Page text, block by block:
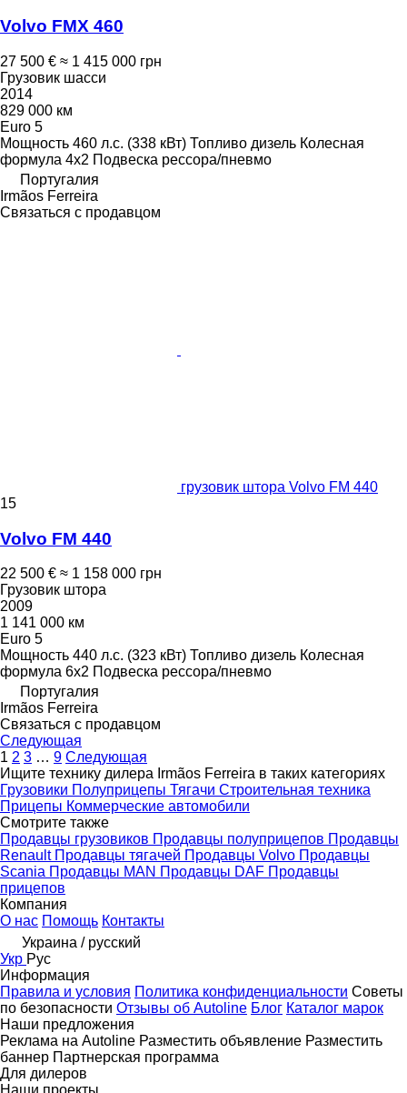
Volvo FMX 460
27 500 € ≈ 1 415 000 грн
Грузовик шасси
2014
829 000 км
Euro 5
Мощность 460 л.с. (338 кВт) Топливо дизель Колесная
формула 4x2 Подвеска рессора/пневмо
Португалия
Irmãos Ferreira
Связаться с продавцом
грузовик штора Volvo FM 440
15
Volvo FM 440
22 500 € ≈ 1 158 000 грн
Грузовик штора
2009
1 141 000 км
Euro 5
Мощность 440 л.с. (323 кВт) Топливо дизель Колесная
формула 6x2 Подвеска рессора/пневмо
Португалия
Irmãos Ferreira
Связаться с продавцом
Следующая
1 2 3 … 9 Следующая
Ищите технику дилера Irmãos Ferreira в таких категориях
Грузовики Полуприцепы Тягачи Строительная техника
Прицепы Коммерческие автомобили
Смотрите также
Продавцы грузовиков Продавцы полуприцепов Продавцы
Renault Продавцы тягачей Продавцы Volvo Продавцы
Scania Продавцы MAN Продавцы DAF Продавцы
прицепов
Компания
О нас Помощь Контакты
Украина / русский
Укр Рус
Информация
Правила и условия Политика конфиденциальности Советы
по безопасности Отзывы об Autoline Блог Каталог марок
Наши предложения
Реклама на Autoline Разместить объявление Разместить
баннер Партнерская программа
Для дилеров